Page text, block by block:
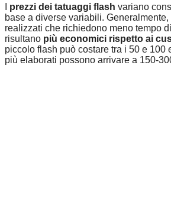
prezzi dei tatuaggi flash variano
base a diverse variabili.
realizzati che richiedono meno tempo
risultano più economici rispetto ai
piccolo flash può costare tra i 50 e 100
più elaborati possono arrivare a 150-